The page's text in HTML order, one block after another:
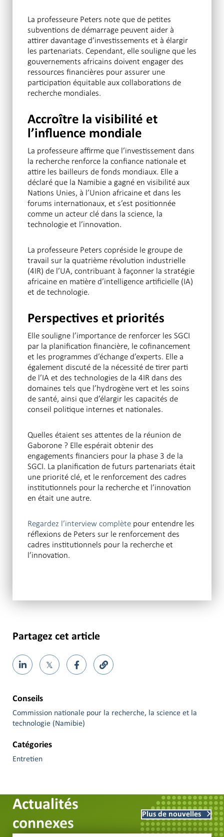
La professeure Peters note que de petites
subventions de démarrage peuvent aider à
attirer davantage d’investissements et à élargir
les partenariats. Cependant, elle souligne que les
gouvernements africains doivent engager des
ressources financières pour assurer une
participation équitable aux collaborations de
recherche mondiales.
Accroître la visibilité et
l’influence mondiale
La professeure affirme que l’investissement dans
la recherche renforce la confiance nationale et
attire les bailleurs de fonds mondiaux. Elle a
déclaré que la Namibie a gagné en visibilité aux
Nations Unies, à l’Union africaine et dans les
forums internationaux, et s’est positionnée
comme un acteur clé dans la science, la
technologie et l’innovation.
La professeure Peters copréside le groupe de
travail sur la quatrième révolution industrielle
(4IR) de l’UA, contribuant à façonner la stratégie
africaine en matière d’intelligence artificielle (IA)
et de technologie.
Perspectives et priorités
Elle souligne l’importance de renforcer les SGCI
par la planification financière, le cofinancement
et les programmes d’échange d’experts. Elle a
également discuté de la nécessité de tirer parti
de l’IA et des technologies de la 4IR dans des
domaines tels que l’hydrogène vert et les soins
de santé, ainsi que d’élargir les capacités de
conseil politique internes et nationales.
Quelles étaient ses attentes de la réunion de
Gaborone ? Elle espérait obtenir des
engagements financiers pour la phase 3 de la
SGCI. La planification de futurs partenariats était
une priorité clé, et le renforcement des cadres
institutionnels pour la recherche et l’innovation
en était une autre.
Regardez l’interview complète pour entendre les
réflexions de Peters sur le renforcement des
cadres institutionnels pour la recherche et
l’innovation.
Partagez cet article
𝕏
Conseils
Commission nationale pour la recherche, la science et la
technologie (Namibie)
Catégories
Entretien
Actualités
connexes
Plus de nouvelles